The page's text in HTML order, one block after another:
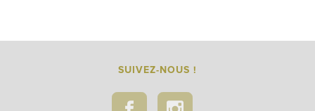
SUIVEZ-NOUS !